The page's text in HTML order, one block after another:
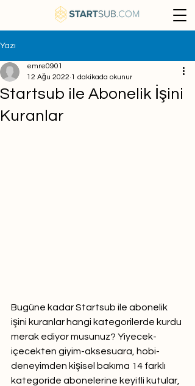
Yazı
Startsub ile Abonelik İşini
Kuranlar
emre0901
12 Ağu 2022 1 dakikada okunur
Bugüne kadar Startsub ile abonelik
işini kuranlar hangi kategorilerde kurdu
merak ediyor musunuz? Yiyecek-
içecekten giyim-aksesuara, hobi-
deneyimden kişisel bakıma 14 farklı
kategoride abonelerine keyifli kutular,